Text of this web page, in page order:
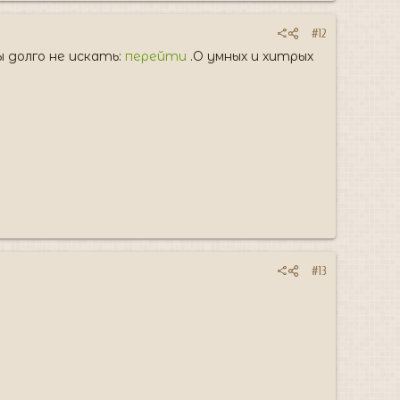
#12
не искать: перейти .О умных и хитрых
#13